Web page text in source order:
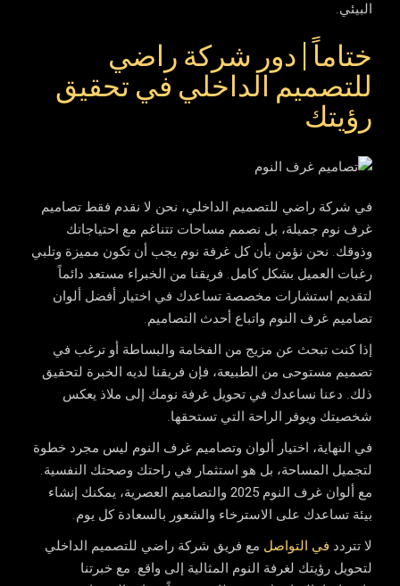
البيئي.
ختاماً | دور شركة راضي
للتصميم الداخلي في تحقيق
رؤيتك
في شركة راضي للتصميم الداخلي، نحن لا نقدم فقط تصاميم
غرف نوم جميلة، بل نصمم مساحات تتناغم مع احتياجاتك
وذوقك. نحن نؤمن بأن كل غرفة نوم يجب أن تكون مميزة وتلبي
رغبات العميل بشكل كامل. فريقنا من الخبراء مستعد دائماً
لتقديم استشارات مخصصة تساعدك في اختيار أفضل ألوان
تصاميم غرف النوم واتباع أحدث التصاميم.
إذا كنت تبحث عن مزيج من الفخامة والبساطة أو ترغب في
تصميم مستوحى من الطبيعة، فإن فريقنا لديه الخبرة لتحقيق
ذلك. دعنا نساعدك في تحويل غرفة نومك إلى ملاذ يعكس
شخصيتك ويوفر الراحة التي تستحقها.
في النهاية، اختيار ألوان وتصاميم غرف النوم ليس مجرد خطوة
لتجميل المساحة، بل هو استثمار في راحتك وصحتك النفسية.
مع ألوان غرف النوم 2025
والتصاميم العصرية، يمكنك إنشاء
بيئة تساعدك على الاسترخاء والشعور بالسعادة كل يوم.
لا تتردد في التواصل مع فريق شركة راضي للتصميم الداخلي
لتحويل رؤيتك لغرفة النوم المثالية إلى واقع. مع خبرتنا